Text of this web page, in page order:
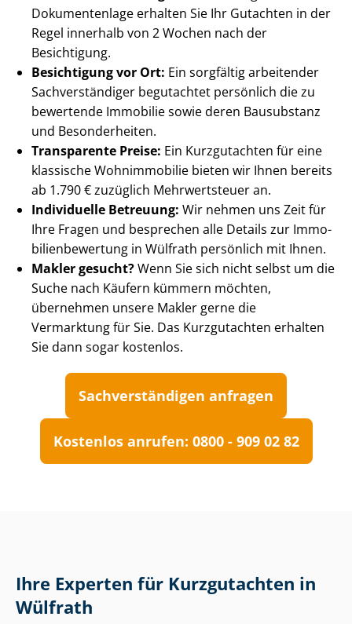
Dokumentenlage erhalten Sie Ihr Gutachten in der
Regel innerhalb von 2 Wochen nach der
Besichtigung.
Besichtigung vor Ort: Ein sorgfältig arbeitender
Sach­ver­stän­di­ger begutachtet persönlich die zu
bewertende Immobilie sowie deren Bausubstanz
und Besonderheiten.
Transparente Preise: Ein Kurzgutachten für eine
klassische Wohnimmobilie bieten wir Ihnen bereits
ab 1.790 € zuzüglich Mehrwertsteuer an.
Individuelle Betreuung: Wir nehmen uns Zeit für
Ihre Fragen und besprechen alle Details zur Im­mo­
bi­li­en­be­wer­tung in Wülfrath persönlich mit Ihnen.
Makler gesucht?Wenn Sie sich nicht selbst um die
Suche nach Käufern kümmern möchten,
übernehmen unsere Makler gerne die
Vermarktung für Sie. Das Kurzgutachten erhalten
Sie dann sogar kostenlos.
Sach­ver­stän­di­gen anfragen
Kostenlos anrufen: 0800 - 909 02 82
Ihre Experten für Kurzgutachten in
Wülfrath